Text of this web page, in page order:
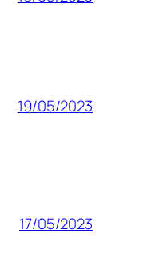
19/05/2023
17/05/2023